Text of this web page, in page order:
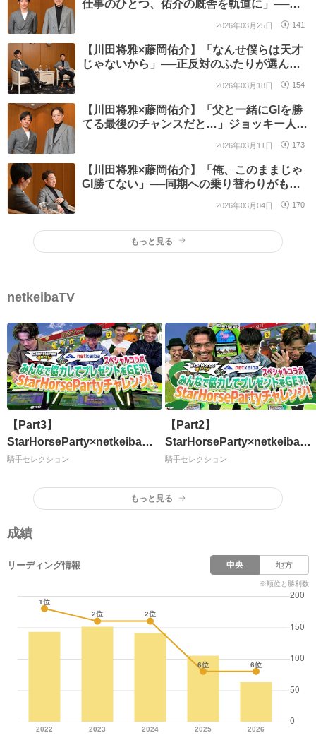
仕事のひとつ、佑介の厩舎を軌道に」──笑
2026年03月25日 141
【川田将雅×藤岡佑介】「なんせ僕らは天才
じゃないから」──正反対のふたりが選ん
だ、トップへ上り詰めるための“戦略”/第4回
2026年03月18日 154
【川田将雅×藤岡佑介】「父と一緒にGIを勝
てる最後のチャンスだと…」ジョッキー人生
2026年03月11日 173
【川田将雅×藤岡佑介】「俺、このままじゃ
GI勝てない」──同期への乗り替わりがもた
2026年03月04日 170
もっと見る
netkeibaTV
【Part3】
StarHorseParty×netkeibaス
ペシャルコラボ みんなで協力
StarHorsePartyチャレンジ！
騎手セレクション
【Part2】
StarHorseParty×netkeibaス
ペシャルコラボ みんなで協
StarHorsePartyチャレンジ！
騎手セレクション
もっと見る
成績
リーディング情報 中央 地方
※順位と勝利数